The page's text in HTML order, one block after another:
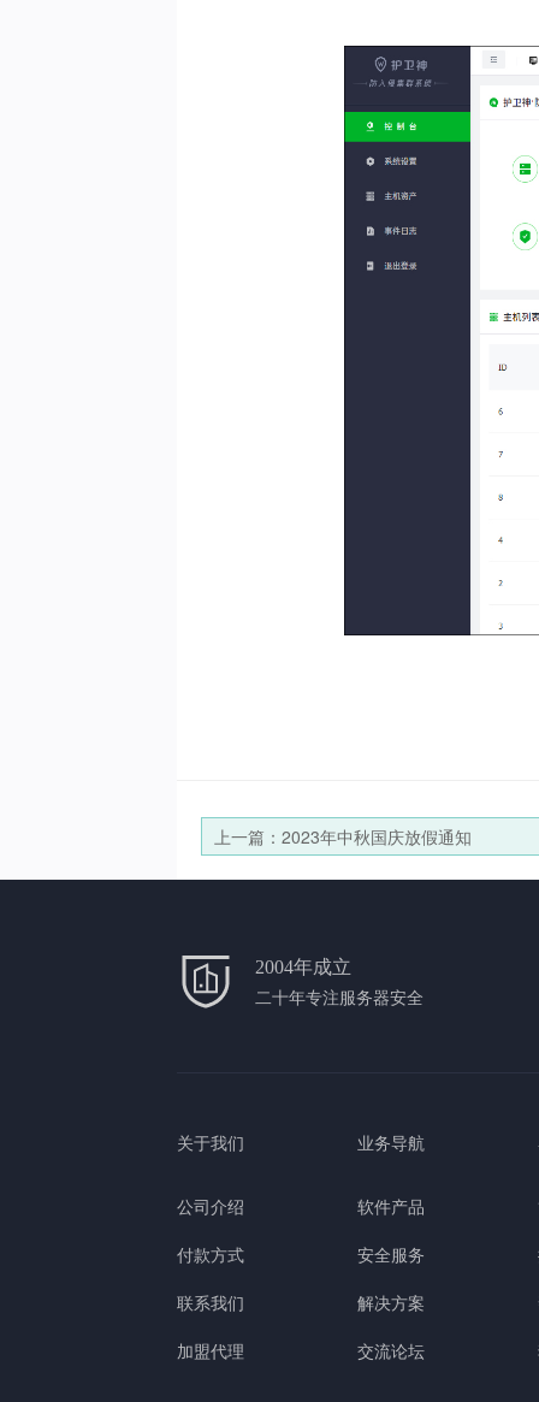
上一篇：2023年中秋国庆放假通知
2004年成立
二十年专注服务器安全
关于我们
公司介绍
付款方式
联系我们
加盟代理
业务导航
软件产品
安全服务
解决方案
交流论坛